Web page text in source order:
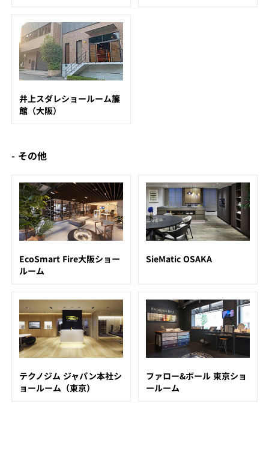
井上スダレショールーム簾
館（大阪）
- その他
EcoSmart Fire大阪ショー
ルーム
SieMatic OSAKA
テクノジム ジャパン本社シ
ョールーム（東京）
ファロー&ボール 東京ショ
ールーム